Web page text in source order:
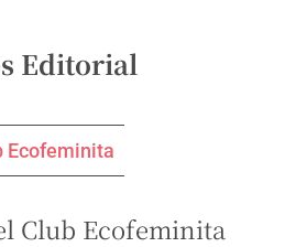
Editorial
Ecofeminita
Club Ecofeminita